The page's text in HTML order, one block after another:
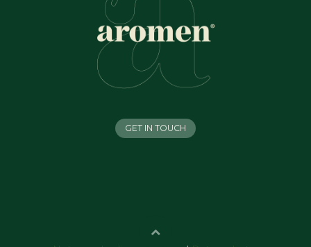
GET IN TOUCH